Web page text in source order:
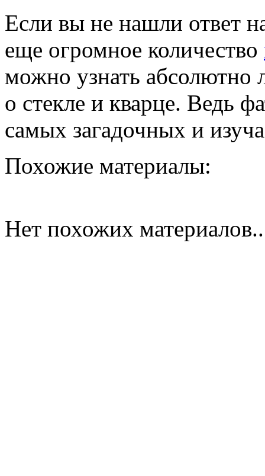
Если вы не нашли ответ
еще огромное количество
можно узнать
о стекле и кварце. Ведь
самых загадочных и
Похожие материалы:
Нет похожих